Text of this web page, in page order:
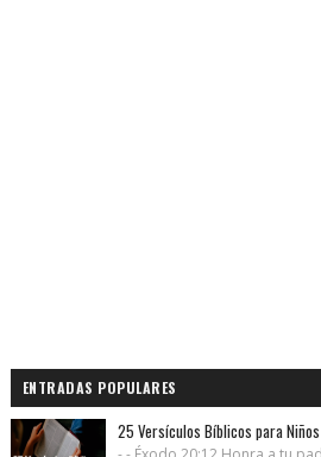
ENTRADAS POPULARES
25 Versículos Bíblicos para